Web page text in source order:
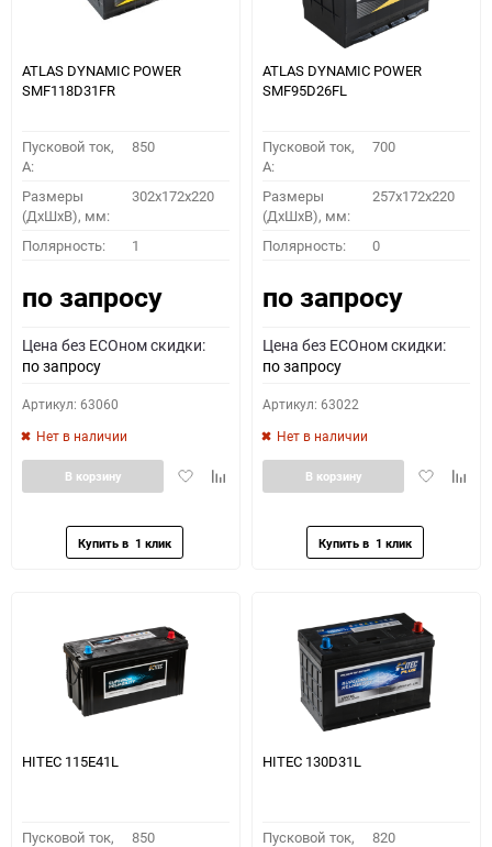
ATLAS DYNAMIC POWER
SMF118D31FR
Пусковой ток,
A:
850
Размеры
(ДхШхВ), мм:
302x172x220
Полярность: 1
по запросу
Цена без ECOном скидки:
по запросу
Артикул: 63060
Нет в наличии
ДобавитьДобавить
В корзину
ATLAS DYNAMIC POWER
SMF95D26FL
Пусковой ток,
A:
700
Размеры
(ДхШхВ), мм:
257x172x220
Полярность: 0
по запросу
Цена без ECOном скидки:
по запросу
Артикул: 63022
Нет в наличии
Добавить
В корзину
HITEC 115E41L
Пусковой ток, 850
HITEC 130D31L
Пусковой ток, 820